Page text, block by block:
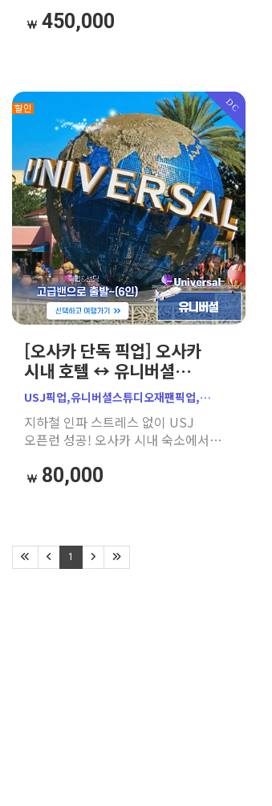
오사카가족여행,공항픽업샌딩,
스트레스와 환승 걱정 없이 문 앞까지
가장 편안하게 이동하세요. (본 상품은
450,000
DC
[오사카 단독 픽업] 오사카
시내 호텔 ↔ 유니버셜
스튜디오 (USJ) 프라이빗
픽업 샌딩
USJ픽업,유니버셜스튜디오재팬픽업,
오사카유니버셜픽업,오사카호텔픽업,
유니버셜스튜디오픽업,
오사카USJ이동,USJ오픈런,
오사카투어,유니버셜샌딩,
지하철 인파 스트레스 없이 USJ
오픈런 성공! 오사카 시내 숙소에서
일행끼리만 편안하게 이동하는 단독
프라이빗 픽업 서비스입니다.
80,000
1